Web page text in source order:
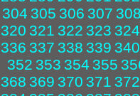
304 305 306 307 308
320 321 322 323 324
336 337 338 339 340
352 353 354 355
368 369 370 371 372